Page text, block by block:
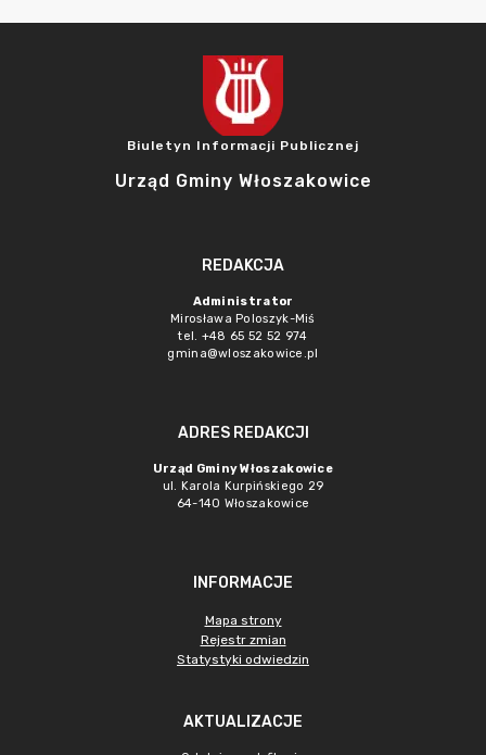
Biuletyn Informacji Publicznej
Urząd Gminy Włoszakowice
REDAKCJA
Administrator
Mirosława Poloszyk-Miś
tel. +48 65 52 52 974
gmina@wloszakowice.pl
ADRES REDAKCJI
Urząd Gminy Włoszakowice
ul. Karola Kurpińskiego 29
64-140 Włoszakowice
INFORMACJE
Mapa strony
Rejestr zmian
Statystyki odwiedzin
AKTUALIZACJE